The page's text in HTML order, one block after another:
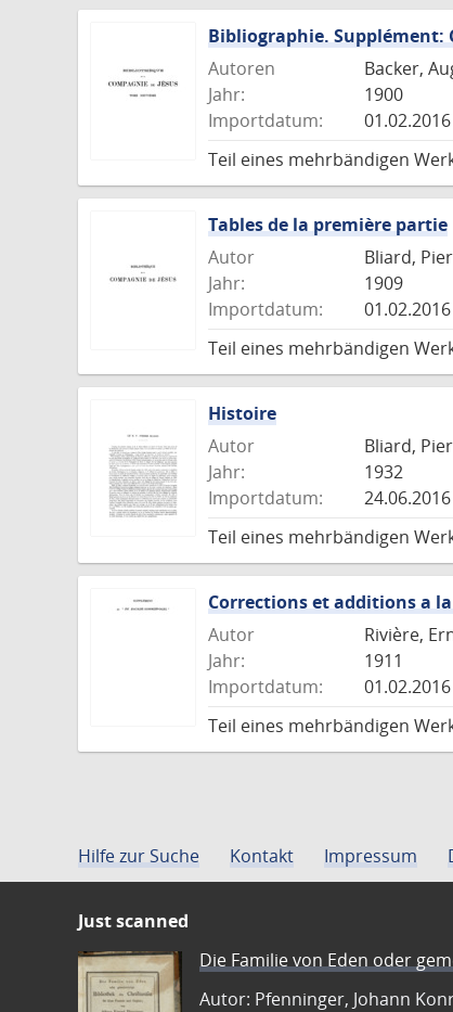
Bibliographie. Supplément:
Autoren
Backer,
Jahr:
1900
Importdatum:
01.02.2016
Teil eines mehrbändigen
Tables de la première partie
Autor
Bliard,
Jahr:
1909
Importdatum:
01.02.2016
Teil eines mehrbändigen
Histoire
Autor
Bliard,
Jahr:
1932
Importdatum:
24.06.2016
Teil eines mehrbändigen
Corrections et additions a
Autor
Rivière,
Jahr:
1911
Importdatum:
01.02.2016
Teil eines mehrbändigen
Hilfe zur Suche Kontakt Impressum
Just scanned
Die Familie von Eden oder
Autor: Pfenninger, Johann